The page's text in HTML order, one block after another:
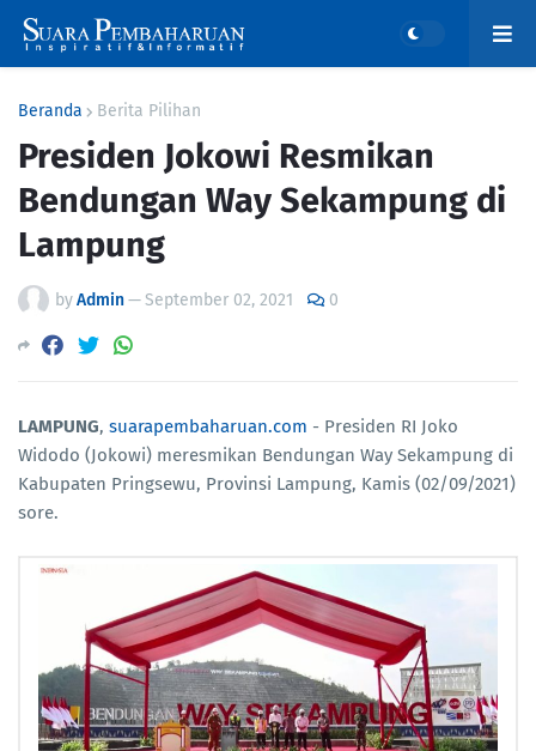
Beranda Berita Pilihan
Presiden Jokowi Resmikan
Bendungan Way Sekampung di
Lampung
byAdmin—September 02, 2021 0
LAMPUNG, suarapembaharuan.com - Presiden RI Joko
Widodo (Jokowi) meresmikan Bendungan Way Sekampung di
Kabupaten Pringsewu, Provinsi Lampung, Kamis (02/09/2021)
sore.